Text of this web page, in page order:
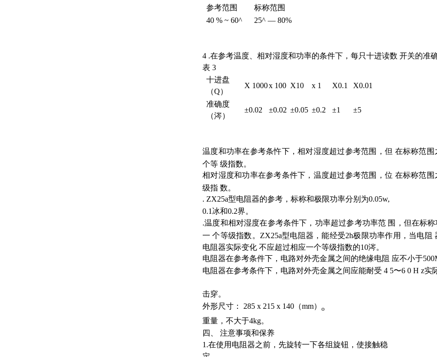
参考范围
标称范围
40 % ~ 60^
25^ — 80%
4 .在参考温度、相对湿度和功率的条件下，每只十进读数 开关的准
表 3
十进盘
（Q）
X 1000x 100 X10 x 1 X0.1 X0.01
准确度
（涔）
±0.02 ±0.02 ±0.05 ±0.2 ±1 ±5
温度和功率在参考条忤下，相对湿度超过参考范围，但 在标称范
个等 级指数。
相对湿度和功率在参考条件下，温度超过参考范围，位 在标称范
级指 数。
. ZX25a型电阻器的参考，标称和极限功率分别为0.05w,
0.1冰和0.2界。
.温度和相对湿度在参考条件下，功率超过参考功率范 围，但在标
一 个等级指数。ZX25a型电阻器，能经受2h极限功率作用，当电
电阻器实际变化 不应超过相应一个等级指数的10涔。
电阻器在参考条件下，电路对外壳金属之间的绝缘电阻 应不小于
电阻器在参考条仵下，电路对外壳金属之间应能耐受 4 5〜6 0 H z实
击穿。
外形尺寸： 285 x 215 x 140（mm） o
重量，不大于4kg。
四、
注意事项和保养
1.在使用电阻器之前，先旋转一下各组旋钮，使接触稳